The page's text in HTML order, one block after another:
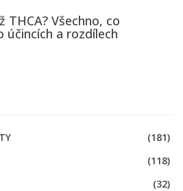
THCA? Všechno, co
a rozdílech
(181)
(118)
(32)